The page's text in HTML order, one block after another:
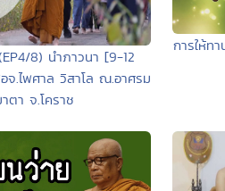
8) นำภาวนา [9-12
จ.ไพศาล วิสาโล ณ.อาศรม
ตา จ.โคราช
การให้ท